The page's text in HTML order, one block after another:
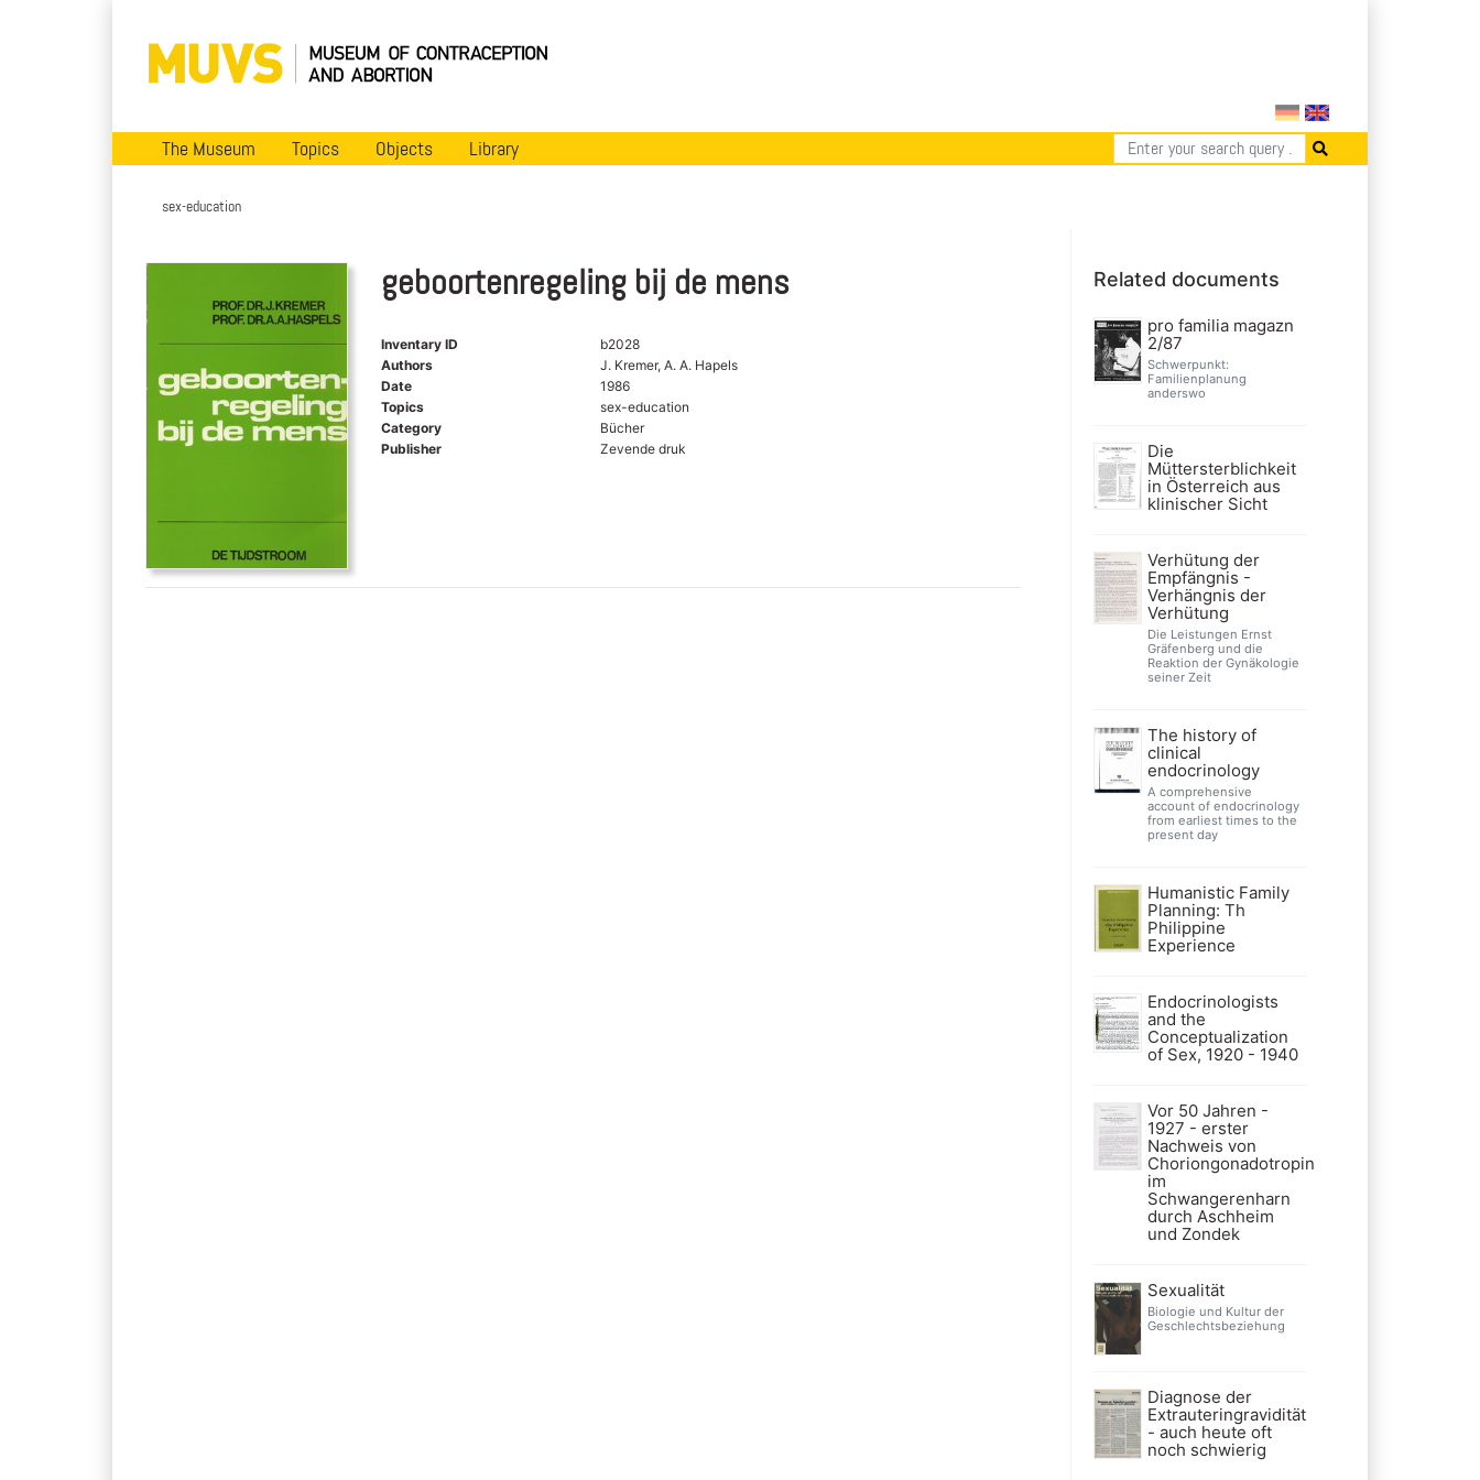
The Museum Topics Objects Library
sex-education
geboortenregeling bij de mens
Inventary ID
b2028
Authors
J. Kremer, A. A. Hapels
Date
1986
Topics
sex-education
Category
Bücher
Publisher
Zevende druk
Related documents
pro familia magazn
2/87
Schwerpunkt:
Familienplanung
anderswo
Die
Müttersterblichkeit
in Österreich aus
klinischer Sicht
Verhütung der
Empfängnis -
Verhängnis der
Verhütung
Die Leistungen Ernst
Gräfenberg und die
Reaktion der Gynäkologie
seiner Zeit
The history of
clinical
endocrinology
A comprehensive
account of endocrinology
from earliest times to the
present day
Humanistic Family
Planning: Th
Philippine
Experience
Endocrinologists
and the
Conceptualization
of Sex, 1920 - 1940
Vor 50 Jahren -
1927 - erster
Nachweis von
Choriongonadotropin
im
Schwangerenharn
durch Aschheim
und Zondek
Sexualität
Biologie und Kultur der
Geschlechtsbeziehung
Diagnose der
Extrauteringravidität
- auch heute oft
noch schwierig